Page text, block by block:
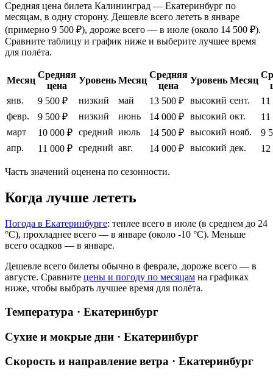
Средняя цена билета Калининград — Екатеринбург по
месяцам, в одну сторону. Дешевле всего лететь в январе
(примерно 9 500 ₽), дороже всего — в июле (около 14 500 ₽).
Сравните таблицу и график ниже и выберите лучшее время
для полёта.
Месяц
Средняя
цена
Уровень Месяц
Средняя
цена
Уровень Месяц
янв.
9 500 ₽ низкий май 13 500 ₽ высокий сент.
11
февр.
9 500 ₽ низкий июнь 14 000 ₽ высокий окт.
11
март
10 000 ₽ средний июль 14 500 ₽ высокий нояб.
9
апр.
11 000 ₽ средний авг. 14 000 ₽ высокий дек. 12
Часть значений оценена по сезонности.
Когда лучше лететь
Погода в Екатеринбурге: теплее всего в июле (в среднем до 24
°C), прохладнее всего — в январе (около -10 °C). Меньше
всего осадков — в январе.
Дешевле всего билеты обычно в феврале, дороже всего — в
августе. Сравните цены и погоду по месяцам на графиках
ниже, чтобы выбрать лучшее время для полёта.
Температура · Екатеринбург
Сухие и мокрые дни · Екатеринбург
Скорость и направление ветра · Екатеринбург